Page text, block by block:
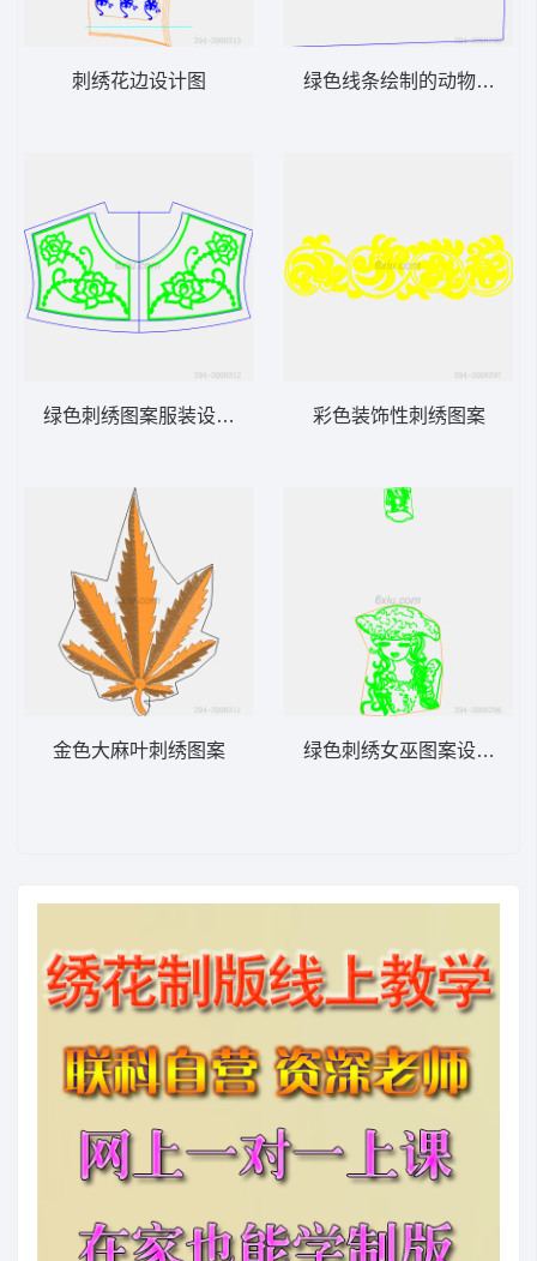
刺绣花边设计图
绿色刺绣图案服装设计图
金色大麻叶刺绣图案
绿色线条绘制的动物图案
彩色装饰性刺绣图案
绿色刺绣女巫图案设计稿